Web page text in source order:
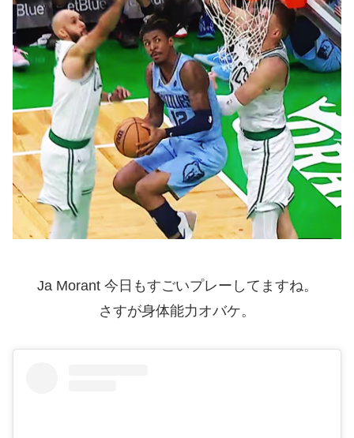
Ja Morant 今日もすごいプレーしてますね。
さすが身体能力オバケ。